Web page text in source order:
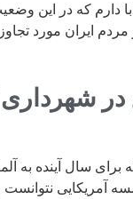
ابا دارم که در این
ایران مورد
در
برای سال آینده به
آمریکایی